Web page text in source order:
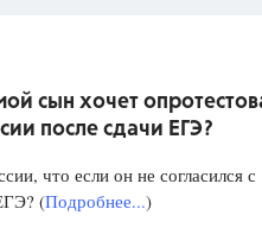
сын хочет
после сдачи ЕГЭ?
что если он не согласился с
(Подробнее...)